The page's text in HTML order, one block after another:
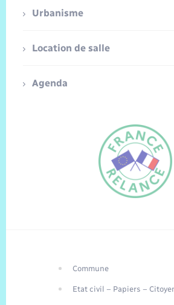
EN
Urbanisme
Location de salle
Agenda
Commune
Etat civil – Papiers –